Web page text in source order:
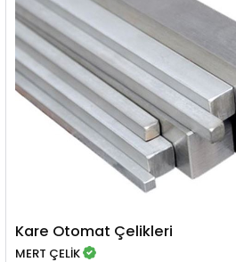
Kare Otomat Çelikleri
MERT ÇELİK